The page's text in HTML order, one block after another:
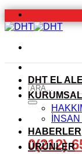
İçeriğe
atla
Ara:
0(212)
DHT EL
KURUMSAL
HABERLER
ÜRÜNLER